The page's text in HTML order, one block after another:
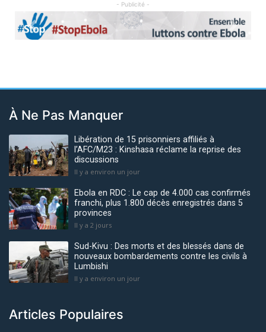
- Publicité -
Previous Next
À Ne Pas Manquer
Libération de 15 prisonniers affiliés à
l’AFC/M23 : Kinshasa réclame la reprise des
discussions
Il y a environ un jour
Ebola en RDC : Le cap de 4.000 cas confirmés
franchi, plus 1.800 décès enregistrés dans 5
provinces
Il y a 2 jours
Sud-Kivu : Des morts et des blessés dans de
nouveaux bombardements contre les civils à
Lumbishi
Il y a environ un jour
Articles Populaires